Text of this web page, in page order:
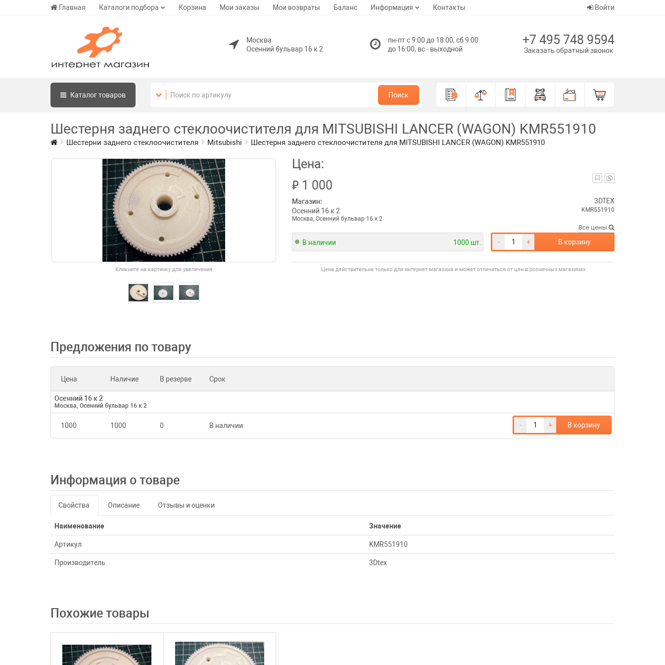
Главная Каталоги подбора Корзина Мои заказы Мои возвраты Баланс Информация Контакты Войти
Москва
Осенний бульвар 16 к 2
пн-пт с 9:00 до 18:00, сб 9:00
до 16:00, вс - выходной
+7 495 748 9594
Заказать обратный звонок
Каталогтоваров Поиск
Шестерня заднего стеклоочистителя для MITSUBISHI LANCER (WAGON) KMR551910
Шестерни заднего стеклоочистителя Mitsubishi Шестерня заднего стеклоочистителя для MITSUBISHI LANCER (WAGON) KMR551910
Кликните на картинку для увеличения
Цена:
₽ 1 000
Магазин:
Осенний 16 к 2
Москва, Осенний бульвар 16 к 2
3DTEX
KMR551910
Все цены
В наличии 1000 шт. - + В корзину
Цена действительна только для интернет-магазина и может отличаться от цен в розничных магазинах
Предложения по товару
Цена Наличие В резерве Срок
Осенний 16 к 2
Москва, Осенний бульвар 16 к 2
1000 1000 0 В наличии - + В корзину
Информация о товаре
Свойства Описание Отзывы и оценки
Наименование Значение
Артикул KMR551910
Производитель 3Dtex
Похожие товары